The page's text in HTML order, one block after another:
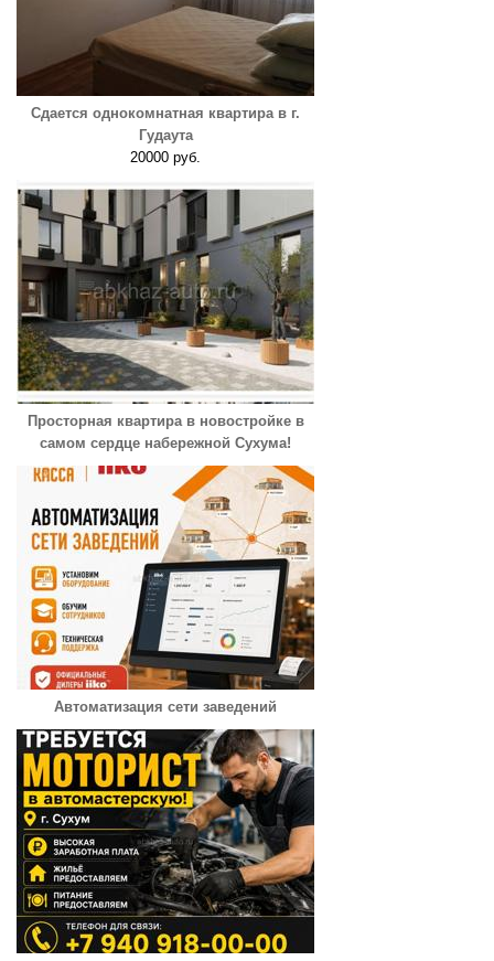
Сдается однокомнатная квартира в г.
Гудаута
20000 руб.
Просторная квартира в новостройке в
самом сердце набережной Сухума!
Автоматизация сети заведений